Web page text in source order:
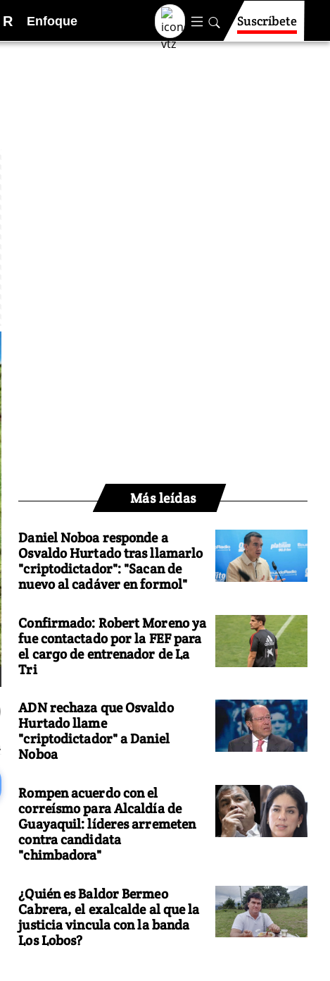
R Enfoque Suscríbete
Más leídas
Daniel Noboa responde a
Osvaldo Hurtado tras llamarlo
"criptodictador": "Sacan de
nuevo al cadáver en formol"
Confirmado: Robert Moreno ya
fue contactado por la FEF para
el cargo de entrenador de La
Tri
ADN rechaza que Osvaldo
Hurtado llame
"criptodictador" a Daniel
Noboa
Rompen acuerdo con el
correísmo para Alcaldía de
Guayaquil: líderes arremeten
contra candidata
"chimbadora"
¿Quién es Baldor Bermeo
Cabrera, el exalcalde al que la
justicia vincula con la banda
Los Lobos?